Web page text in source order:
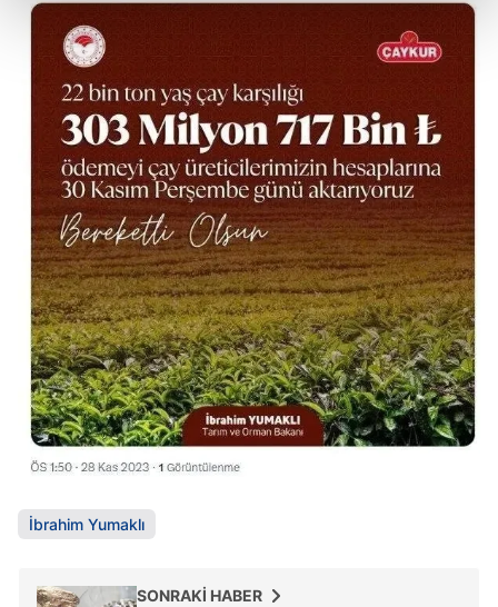
kalemimiz olduğunu sizlere hatırlatmak isteriz.
Her halükârda, kullanıcılar, bu çerezlere izin vermedikleri
takdirde, kullanıcılara hedefli reklamlar
gösterilmeyecektir."
Sizlere daha iyi bir hizmet sunabilmek için İnternet
Sitemizde kendimize ve üçüncü kişilere ait çerezler
kullanılmaktadır. Bu çerezler vasıtasıyla çeşitli kişisel
verileriniz işlenmekte olup gerekli olan çerezler bilgi
toplumu hizmetlerinin sunulması amacıyla
kullanılmaktadır. Diğer çerezler, sitemizin daha işlevsel
kılınması ve kişiselleştirilmesi ve sizlere yönelik
reklam/pazarlama faaliyetlerinin yapılması, amaçlarıyla
sınırlı olarak açık rızanız dahilinde kullanılacaktır.
Çerezlere ilişkin tercihlerinizi aşağıda yer alan panel
vasıtasıyla belirleyebilirsiniz. Çerezlere ilişkin detaylı bilgi
Metnimiziziyaret edebilirsiniz.
hazırlanmış Aydınlatma Metnimizi okumak ve sitemizde
İbrahim Yumaklı
SONRAKİ HABER